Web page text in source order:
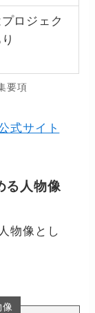
ロジェク
要項
式サイト
る人物像
物像とし